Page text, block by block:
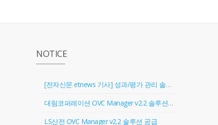
NOTICE
[전자신문 etnews 기사] 성과/평가 관리 솔루션 '골인원(Goal In One)' 출시
대림코퍼레이션 OVC Manager v2.2 솔루션 공급
LS산전 OVC Manager v2.2 솔루션 공급